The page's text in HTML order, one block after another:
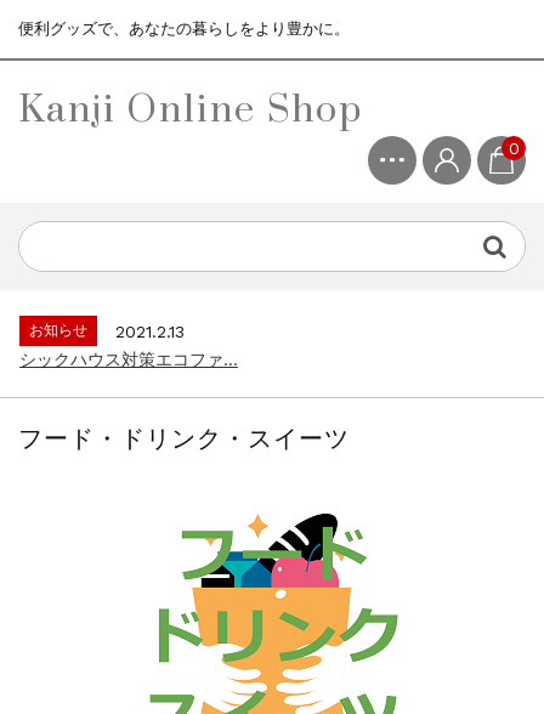
便利グッズで、あなたの暮らしをより豊かに。
Kanji Online Shop 0
シックハウス対策エコファ...
お知らせ
2021.4.13
お知らせ
2021.2.13
シックハウス対策エコファ...
お知らせ
2021.2.13
フード・ドリンク・スイーツ